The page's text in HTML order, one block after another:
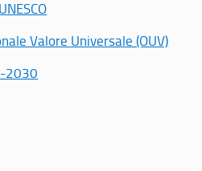
Valore Universale (OUV)
2030